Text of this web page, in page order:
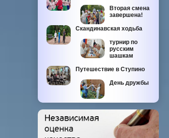
Вторая смена
завершена!
Скандинавская ходьба
турнир по
русским
шашкам
Путешествие в Ступино
День дружбы